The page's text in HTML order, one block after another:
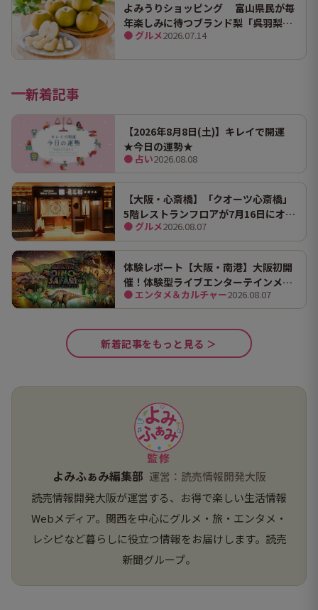
よみうりショッピング 富山県民が毎
年楽しみに待つブランド梨「呉羽梨
（幸水）」限定100箱を特別販売！
● グルメ2026.07.14
新着記事
【2026年8月8日(土)】キレイで開運
★今日の運勢★
● 占い2026.08.08
【大阪・心斎橋】「クオーツ心斎橋」
5階レストランフロアが7月16日にオー
プン！ 全国初・関西初出店を含む多彩
な9店舗
● グルメ2026.08.07
体験レポート【大阪・南港】大阪初開
催！体験型ライブエンターテインメン
ト「DINO SAFARI（ディノ サファリ）
2026」で、大迫力の恐竜の世界を体験
してきました。
● エンタメ＆カルチャー2026.08.07
新着記事をもっと見る ＞
監修
よみふぁみ編集部 運営：読売情報開発大阪
読売情報開発大阪が運営する、お得で楽しい生活情報
Webメディア。関西を中心にグルメ・旅・エンタメ・
レシピなど暮らしに役立つ情報をお届けします。読売
新聞グループ。